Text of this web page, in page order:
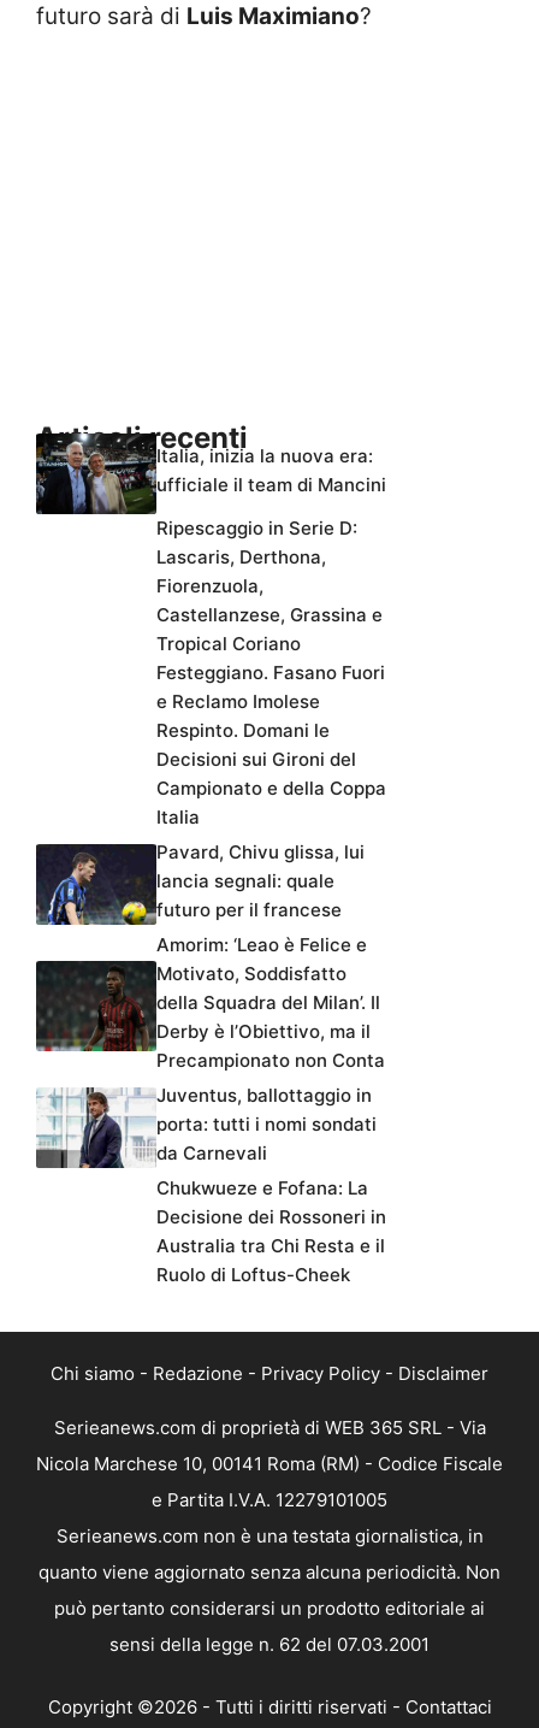
futuro sarà di Luis Maximiano?
Articoli recenti
Italia, inizia la nuova era:
ufficiale il team di Mancini
Ripescaggio in Serie D:
Lascaris, Derthona,
Fiorenzuola,
Castellanzese, Grassina e
Tropical Coriano
Festeggiano. Fasano Fuori
e Reclamo Imolese
Respinto. Domani le
Decisioni sui Gironi del
Campionato e della Coppa
Italia
Pavard, Chivu glissa, lui
lancia segnali: quale
futuro per il francese
Amorim: ‘Leao è Felice e
Motivato, Soddisfatto
della Squadra del Milan’. Il
Derby è l’Obiettivo, ma il
Precampionato non Conta
Juventus, ballottaggio in
porta: tutti i nomi sondati
da Carnevali
Chukwueze e Fofana: La
Decisione dei Rossoneri in
Australia tra Chi Resta e il
Ruolo di Loftus-Cheek
Chi siamo - Redazione - Privacy Policy - Disclaimer
Serieanews.com di proprietà di WEB 365 SRL - Via
Nicola Marchese 10, 00141 Roma (RM) - Codice Fiscale
e Partita I.V.A. 12279101005
Serieanews.com non è una testata giornalistica, in
quanto viene aggiornato senza alcuna periodicità. Non
può pertanto considerarsi un prodotto editoriale ai
sensi della legge n. 62 del 07.03.2001
Copyright ©2026 - Tutti i diritti riservati - Contattaci